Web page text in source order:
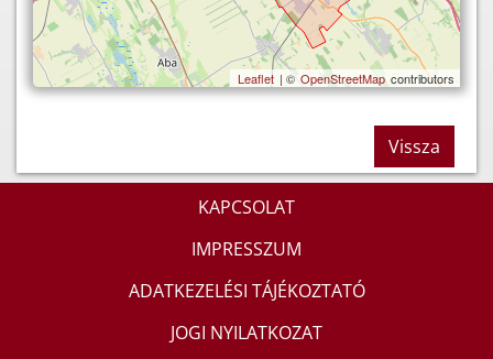
Leaflet | © OpenStreetMap contributors
Vissza
KAPCSOLAT
IMPRESSZUM
ADATKEZELÉSI TÁJÉKOZTATÓ
JOGI NYILATKOZAT